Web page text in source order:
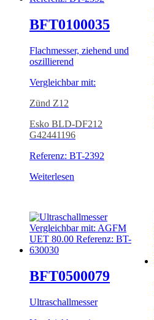
BFT0100035
Flachmesser, ziehend und
oszillierend
Vergleichbar mit:
Zünd Z12
Esko BLD-DF212
G42441196
Referenz: BT-2392
Weiterlesen
BFT0500079
Ultraschallmesser